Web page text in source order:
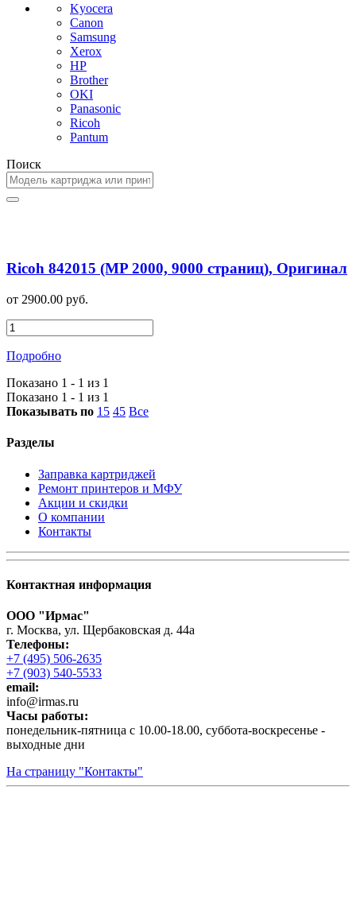
Kyocera
Canon
Samsung
Xerox
HP
Brother
OKI
Panasonic
Ricoh
Pantum
Поиск
Ricoh 842015 (MP 2000, 9000 страниц), Оригинал
от 2900.00 руб.
Подробно
Показано 1 - 1 из 1
Показано 1 - 1 из 1
Показывать по 15 45 Все
Разделы
Заправка картриджей
Ремонт принтеров и МФУ
Акции и скидки
О компании
Контакты
Контактная информация
ООО "Ирмас"
г. Москва, ул. Щербаковская д. 44а
Телефоны:
+7 (495) 506-2635
+7 (903) 540-5533
email:
infо@irmas.ru
Часы работы:
понедельник-пятница с 10.00-18.00, суббота-воскресенье -
выходные дни
На страницу "Контакты"